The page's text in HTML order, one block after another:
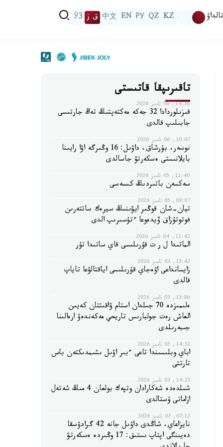
تالداۋ KZ
QZ
РУ
EN
中文 ق ز ЎЗ
تاقىرىپقا قاتىستى
14:56, 06 تامىز 2026
قىزىلوردادا 32 جەكە مەكتەپتىڭ تەڭ جارتىسى
جابىلىپ قالدى
10:07, 06 تامىز 2026
نوسەر، بۇرشاق، داۋىل: 16 وڭىرگە اۋا رايىنا
بايلانىستى ەسكەرتۋ جاسالدى
11:40, 05 تامىز 2026
سەكسەن باتىردىڭ كىسەسى
09:07, 05 تامىز 2026
تيان-شان قوڭىر ايۋىنىڭ سيرەك ساتتەرىن
فوتوتۇزاق ۆيدەوعا ءتۇسىرىپ الدى
11:42, 04 تامىز 2026
الماتىدا ل ر ت قۇرىلىسى قاي ساتىدا تۇر
15:42, 03 تامىز 2026
زايسانداعى اۋەجاي قۇرىلىسى اياقتالۋعا تاياپ
قالدى
15:06, 03 تامىز 2026
ەلىمىزدە 70 جىلدان استام ۋاقىتتان كەيىن
العاش رەت جولبارىس تاريحي مەكەندەۋ ارەالىنا
جىبەرىلدى
14:52, 03 تامىز 2026
اباي وبلىسىندا تاعى ءبىر اۋىل ىشىمدىكتەن باس
تارتتى
14:23, 03 تامىز 2026
شىلدەدە شەكارادان وتپەك بولعان 4 مىڭ شەتەل
ازاماتى ۇستالدى
07:12, 03 تامىز 2026
نايزاعاي، شاڭدى داۋىل جانە 42 گرادۋسقا
دەيىنگى اپتاپ ىستىق: 17 وڭىردە ەسكەرتۋ